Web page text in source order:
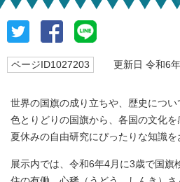
ページID1027203 更新日 令和6年
世界の国旗の成り立ちや、歴史につい
色とりどりの国旗から、各国の文化を
夏休みの自由研究にぴったりな知識を
展示内では、令和6年4月に3歳で国旗